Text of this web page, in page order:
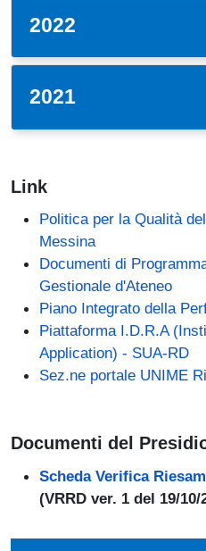
2022
2021
Link
Politica per la Qualità
Messina
Documenti di
Gestionale d'Ateneo
Piano Integrato della
Piattaforma I.D.R.A
Application) - (link is
SUA-RD
Sez.ne portale UNIME
Documenti del
Scheda Verifica
(VRRD ver. 1 del 19/10/